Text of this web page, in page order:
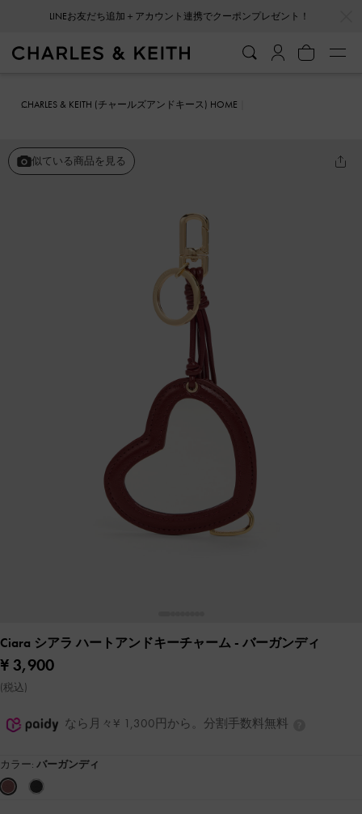
LINEお友だち追加＋アカウント連携でクーポンプレゼント！
CHARLES & KEITH (チャールズアンドキース) HOME
似ている商品を見る
Ciara シアラ ハートアンドキーチャーム - バーガンディ
¥ 3,900
(税込)
なら月々¥ 1,300円から。分割手数料無料
カラー: バーガンディ